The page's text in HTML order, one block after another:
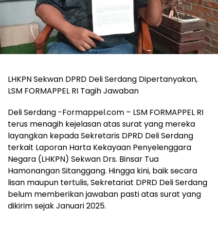
LHKPN Sekwan DPRD Deli Serdang Dipertanyakan,
LSM FORMAPPEL RI Tagih Jawaban
Deli Serdang -Formappel.com – LSM FORMAPPEL RI
terus menagih kejelasan atas surat yang mereka
layangkan kepada Sekretaris DPRD Deli Serdang
terkait Laporan Harta Kekayaan Penyelenggara
Negara (LHKPN) Sekwan Drs. Binsar Tua
Hamonangan Sitanggang. Hingga kini, baik secara
lisan maupun tertulis, Sekretariat DPRD Deli Serdang
belum memberikan jawaban pasti atas surat yang
dikirim sejak Januari 2025.